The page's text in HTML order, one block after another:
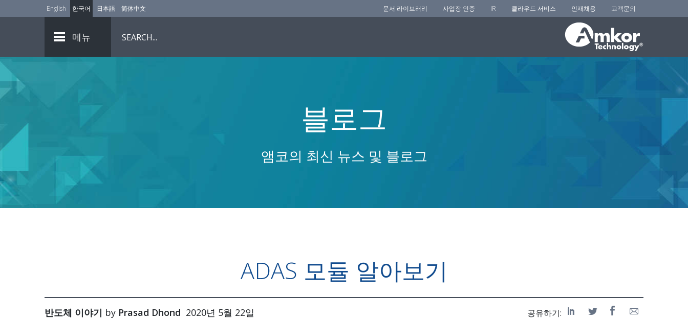
English 한국어 日本語 简体中文 문서 라이브러리 사업장 인증 IR 클라우드 서비스 인재채용 고객문의
메뉴
블로그
앰코의 최신 뉴스 및 블로그
ADAS 모듈 알아보기
반도체 이야기 by Prasad Dhond 2020년 5월 22일 공유하기: